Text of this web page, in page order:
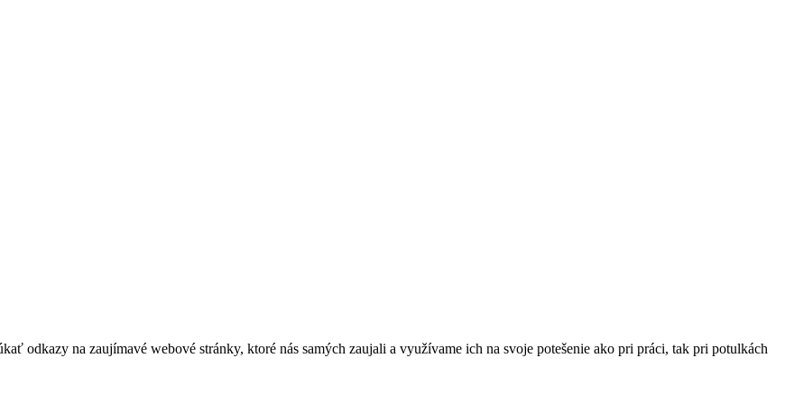
odkazy na zaujímavé webové stránky, ktoré nás samých zaujali a využívame ich na svoje potešenie ako pri práci, tak pri potulkách